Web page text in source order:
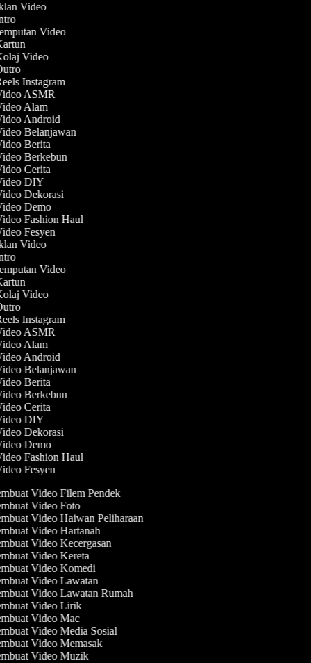
Video
Video
Video
Instagram
ASMR
Alam
Android
Belanjawan
Berita
Berkebun
Cerita
DIY
Dekorasi
Demo
Fashion Haul
Fesyen
Video
Video
Video
Instagram
ASMR
Alam
Android
Belanjawan
Berita
Berkebun
Cerita
DIY
Dekorasi
Demo
Fashion Haul
Fesyen
Video Filem Pendek
Video Foto
Video Haiwan Peliharaan
Video Hartanah
Video Kecergasan
Video Kereta
Video Komedi
Video Lawatan
Video Lawatan Rumah
Video Lirik
Video Mac
Video Media Sosial
Video Memasak
Video Muzik